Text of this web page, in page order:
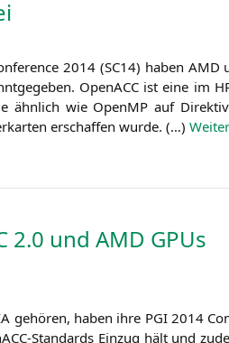
2014 (SC14) haben AMD
Open­ACC ist eine im
ähn­lich wie OpenMP auf
erschaf­fen wur­de. (…)
2.0 und AMD GPUs
gehö­ren, haben ihre PGI2014
Stan­dards Ein­zug hält und